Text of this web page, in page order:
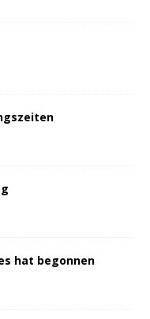
hat begonnen